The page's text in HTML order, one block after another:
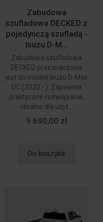
Zabudowa
szufladowa DECKED z
pojedynczą szufladą -
Isuzu D-M...
Zabudowa szufladowa
DECKED przeznaczona
jest do modeli Isuzu D-Max
DC (2020 - ). Zapewnia
praktyczne rozwiązanie,
idealne dla użyt...
9 690,00 zł
Do koszyka